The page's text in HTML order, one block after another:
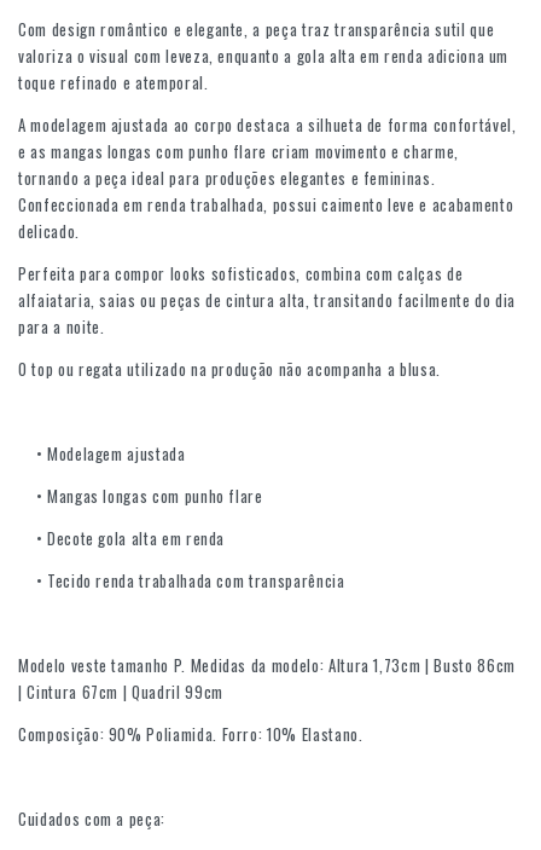
Com design romântico e elegante, a peça traz transparência sutil que
valoriza o visual com leveza, enquanto a gola alta em renda adiciona um
toque refinado e atemporal.
A modelagem ajustada ao corpo destaca a silhueta de forma confortável,
e as mangas longas com punho flare criam movimento e charme,
tornando a peça ideal para produções elegantes e femininas.
Confeccionada em renda trabalhada, possui caimento leve e acabamento
delicado.
Perfeita para compor looks sofisticados, combina com calças de
alfaiataria, saias ou peças de cintura alta, transitando facilmente do dia
para a noite.
O top ou regata utilizado na produção não acompanha a blusa.
• Modelagem ajustada
• Mangas longas com punho flare
• Decote gola alta em renda
• Tecido renda trabalhada com transparência
Modelo veste tamanho P. Medidas da modelo: Altura 1,73cm | Busto 86cm
| Cintura 67cm | Quadril 99cm
Composição: 90% Poliamida. Forro: 10% Elastano.
Cuidados com a peça: